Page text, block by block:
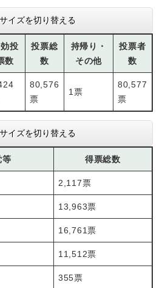
イズを切り替える
投
数
投票総
数
持帰り・
その他
投票者
数
80,576
票
1票
80,577
票
イズを切り替える
等 得票総数
2,117票
13,963票
16,761票
11,512票
355票